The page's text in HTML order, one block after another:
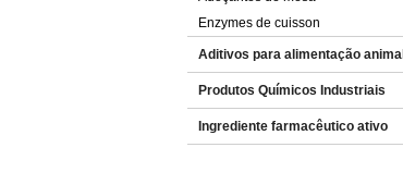
Enzymes de cuisson
Aditivos para alimentação animal
Produtos Químicos Industriais
Ingrediente farmacêutico ativo